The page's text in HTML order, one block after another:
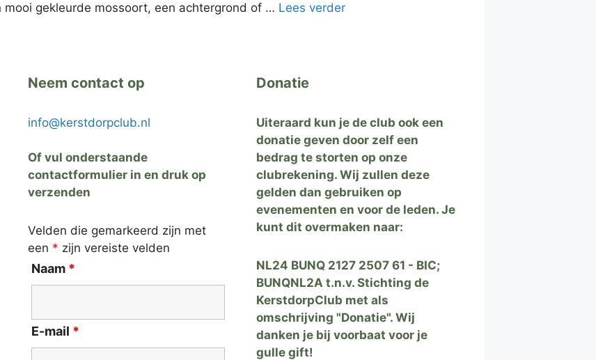
mooi gekleurde mossoort, een achtergrond of … Lees verder
Neem contact op
info@kerstdorpclub.nl
Of vul onderstaande
contactformulier in en druk op
verzenden
Velden die gemarkeerd zijn met
een * zijn vereiste velden
Naam *
E-mail *
Donatie
Uiteraard kun je de club ook een
donatie geven door zelf een
bedrag te storten op onze
clubrekening. Wij zullen deze
gelden dan gebruiken op
evenementen en voor de leden. Je
kunt dit overmaken naar:
NL24 BUNQ 2127 2507 61 - BIC;
BUNQNL2A t.n.v. Stichting de
KerstdorpClub met als
omschrijving "Donatie". Wij
danken je bij voorbaat voor je
gulle gift!